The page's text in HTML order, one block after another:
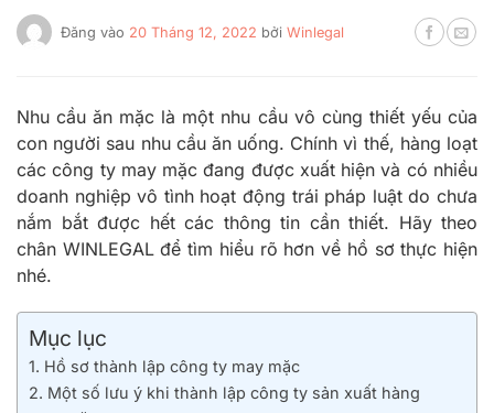
Đăng vào 20 Tháng 12, 2022 bởi Winlegal
Nhu cầu ăn mặc là một nhu cầu vô cùng thiết yếu của
con người sau nhu cầu ăn uống. Chính vì thế, hàng loạt
các công ty may mặc đang được xuất hiện và có nhiều
doanh nghiệp vô tình hoạt động trái pháp luật do chưa
nắm bắt được hết các thông tin cần thiết. Hãy theo
chân WINLEGAL để tìm hiểu rõ hơn về hồ sơ thực hiện
nhé.
Mục lục
1. Hồ sơ thành lập công ty may mặc
2. Một số lưu ý khi thành lập công ty sản xuất hàng